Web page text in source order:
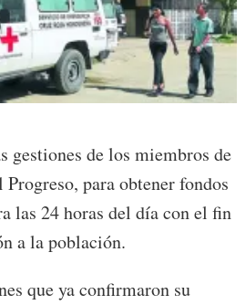
gestiones de los miembros de
para obtener fondos
las 24 horas del día con el fin
a la población.
que ya confirmaron su